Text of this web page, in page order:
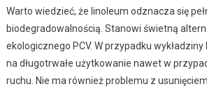
Warto wiedzieć, że linoleum odznacza się
biodegradowalnością. Stanowi świetną
ekologicznego PCV. W przypadku
na długotrwałe użytkowanie nawet w
ruchu. Nie ma również problemu z